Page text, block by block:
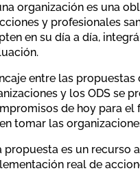
organización es una
y profesionales
en su día a día,
entre las
y los ODS se
de hoy para el
tomar las
propuesta es un recurso
real de